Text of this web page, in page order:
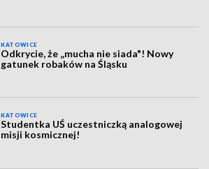
KATOWICE
Odkrycie, że „mucha nie siada"! Nowy
gatunek robaków na Śląsku
KATOWICE
Studentka UŚ uczestniczką analogowej
misji kosmicznej!